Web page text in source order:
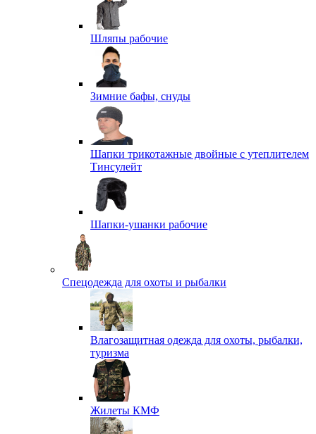
Шляпы рабочие
Зимние бафы, снуды
Шапки трикотажные двойные с утеплителем
Тинсулейт
Шапки-ушанки рабочие
Спецодежда для охоты и рыбалки
Влагозащитная одежда для охоты, рыбалки,
туризма
Жилеты КМФ